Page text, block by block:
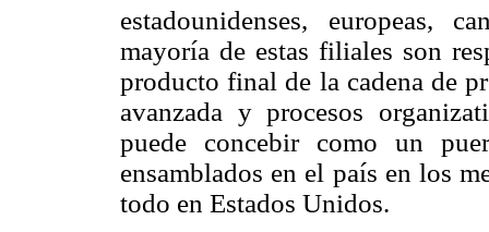
estadounidenses, europeas,
mayoría de estas filiales son
producto final de la cadena de
avanzada y procesos
puede concebir como un
ensamblados en el país en los
todo en Estados Unidos.